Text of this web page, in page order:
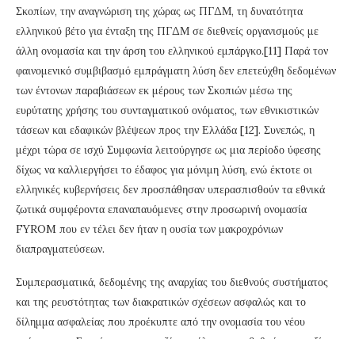
Σκοπίων, την αναγνώριση της χώρας ως ΠΓΔΜ, τη δυνατότητα
ελληνικού βέτο για ένταξη της ΠΓΔΜ σε διεθνείς οργανισμούς με
άλλη ονομασία και την άρση του ελληνικού εμπάργκο.[11] Παρά τον
φαινομενικό συμβιβασμό εμπράγματη λύση δεν επετεύχθη δεδομένων
των έντονων παραβιάσεων εκ μέρους των Σκοπιών μέσω της
ευρύτατης χρήσης του συνταγματικού ονόματος, των εθνικιστικών
τάσεων και εδαφικών βλέψεων προς την Ελλάδα [12]. Συνεπώς, η
μέχρι τώρα σε ισχύ Συμφωνία λειτούργησε ως μια περίοδο ύφεσης
δίχως να καλλιεργήσει το έδαφος για μόνιμη λύση, ενώ έκτοτε οι
ελληνικές κυβερνήσεις δεν προσπάθησαν υπερασπισθούν τα εθνικά
ζωτικά συμφέροντα επαναπαυόμενες στην προσωρινή ονομασία
FYROM που εν τέλει δεν ήταν η ουσία των μακροχρόνιων
διαπραγματεύσεων.
Συμπερασματικά, δεδομένης της αναρχίας του διεθνούς συστήματος
και της ρευστότητας των διακρατικών σχέσεων ασφαλώς και το
δίλημμα ασφαλείας που προέκυπτε από την ονομασία του νέου